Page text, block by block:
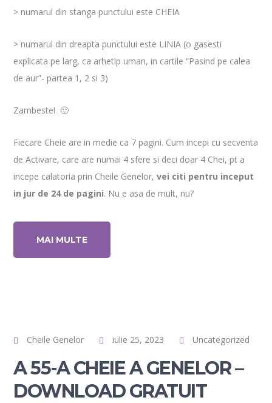
> numarul din stanga punctului este CHEIA
> numarul din dreapta punctului este LINIA (o gasesti
explicata pe larg, ca arhetip uman, in cartile “Pasind pe calea
de aur”- partea 1, 2 si 3)
Zambeste! 🙂
Fiecare Cheie are in medie ca 7 pagini. Cum incepi cu secventa
de Activare, care are numai 4 sfere si deci doar 4 Chei, pt a
incepe calatoria prin Cheile Genelor, vei citi pentru inceput
in jur de 24 de pagini. Nu e asa de mult, nu?
MAI MULTE
Cheile Genelor iulie 25, 2023 Uncategorized
A 55-A CHEIE A GENELOR –
DOWNLOAD GRATUIT